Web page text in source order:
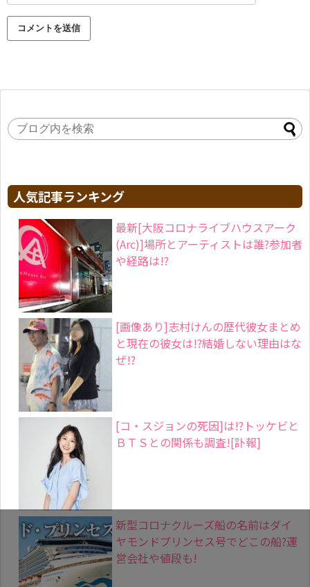
人気記事ランキング
最新[大阪コロナライブハウスアーク
(Arc)]場所とアーティストは誰?参加者
や経路は!?
[画像あり]志村けんの歴代彼女まとめ
と現在の彼女は!?結婚しない理由はな
ぜ!?
[コ・スジョンの死因]は!?トッケビと
ＢＴＳとの関係も調査![訃報]
新型コロナクルーズ船の名前はダイ
ヤモンドプリンセス号でどこの船?運
営会社や値段も!